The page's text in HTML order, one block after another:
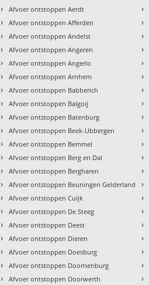
› Afvoer ontstoppen Aerdt
› Afvoer ontstoppen Afferden
› Afvoer ontstoppen Andelst
› Afvoer ontstoppen Angeren
› Afvoer ontstoppen Angerlo
› Afvoer ontstoppen Arnhem
› Afvoer ontstoppen Babberich
› Afvoer ontstoppen Balgoij
› Afvoer ontstoppen Batenburg
› Afvoer ontstoppen Beek-Ubbergen
› Afvoer ontstoppen Bemmel
› Afvoer ontstoppen Berg en Dal
› Afvoer ontstoppen Bergharen
› Afvoer ontstoppen Beuningen Gelderland
› Afvoer ontstoppen Cuijk
› Afvoer ontstoppen De Steeg
› Afvoer ontstoppen Deest
› Afvoer ontstoppen Dieren
› Afvoer ontstoppen Doesburg
› Afvoer ontstoppen Doornenburg
› Afvoer ontstoppen Doorwerth
›
›
›
›
›
›
›
›
›
›
›
›
›
›
›
›
›
›
›
›
›